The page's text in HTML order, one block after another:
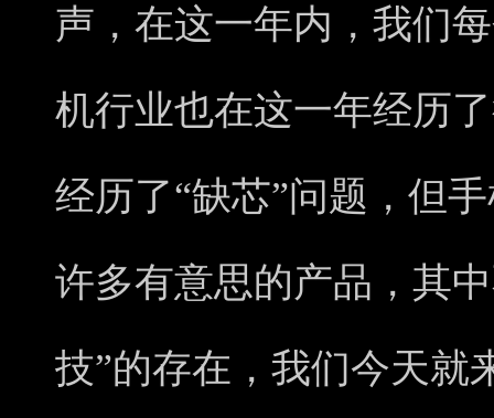
声，在这一年内，我们
机行业也在这一年经历
经历了“缺芯”问题，但
许多有意思的产品，其
技”的存在，我们今天就